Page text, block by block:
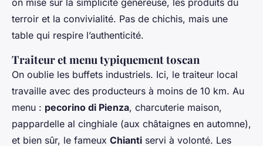
on mise sur la simplicité généreuse, les produits du
terroir et la convivialité. Pas de chichis, mais une
table qui respire l’authenticité.
Traiteur et menu typiquement toscan
On oublie les buffets industriels. Ici, le traiteur local
travaille avec des producteurs à moins de 10 km. Au
menu : pecorino di Pienza, charcuterie maison,
pappardelle al cinghiale (aux châtaignes en automne),
et bien sûr, le fameux Chianti servi à volonté. Les